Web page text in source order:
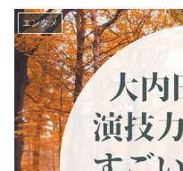
エンタメ